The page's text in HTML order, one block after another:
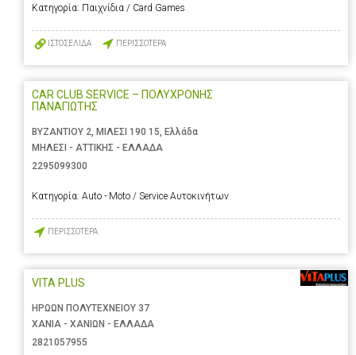
Κατηγορία: Παιχνίδια / Card Games
ΙΣΤΟΣΕΛΙΔΑ ΠΕΡΙΣΣΟΤΕΡΑ
CAR CLUB SERVICE – ΠΟΛΥΧΡΟΝΗΣ
ΠΑΝΑΓΙΩΤΗΣ
ΒΥΖΑΝΤΙΟΥ 2, ΜΙΛΕΣΙ 190 15, Ελλάδα
ΜΗΛΕΣΙ - ΑΤΤΙΚΗΣ - ΕΛΛΑΔΑ
2295099300
Κατηγορία: Auto - Moto / Service Αυτοκινήτων
ΠΕΡΙΣΣΟΤΕΡΑ
VITA PLUS
ΗΡΩΩΝ ΠΟΛΥΤΕΧΝΕΙΟΥ 37
ΧΑΝΙΑ - ΧΑΝΙΩΝ - ΕΛΛΑΔΑ
2821057955